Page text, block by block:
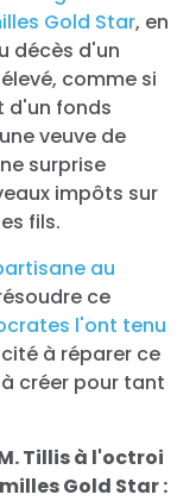
Gold Star, en
décès d'un
comme si
d'un fonds
veuve de
surprise
impôts sur
fils.
au
ce
l'ont tenu
à réparer ce
créer pour tant
Tillis à l'octroi
Gold Star :